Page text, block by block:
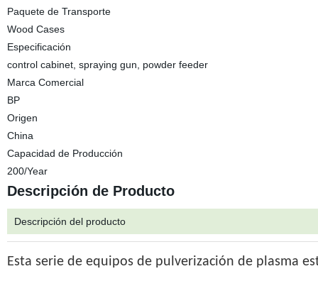
Paquete de Transporte
Wood Cases
Especificación
control cabinet, spraying gun, powder feeder
Marca Comercial
BP
Origen
China
Capacidad de Producción
200/Year
Descripción de Producto
Descripción del producto
Esta serie de equipos de pulverización de plasma